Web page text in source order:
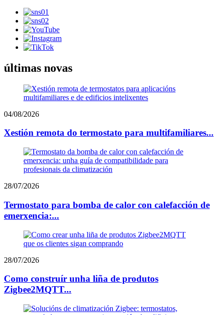
últimas novas
04/08/2026
Xestión remota do termostato para multifamiliares...
28/07/2026
Termostato para bomba de calor con calefacción de
emerxencia:...
28/07/2026
Como construír unha liña de produtos
Zigbee2MQTT...